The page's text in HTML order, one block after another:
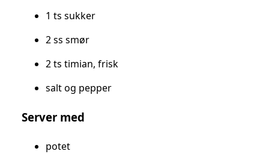
1 ts sukker
2 ss smør
2 ts timian, frisk
salt og pepper
Server med
potet